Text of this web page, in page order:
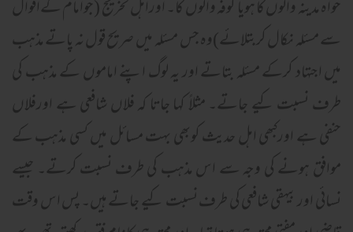
خواہ مدینہ والوں کا ہویا کوفہ والوں کا۔ اوراہل تخریج (جوامام کےاقوال
سے مسئلہ نکال کربتلائے)وہ جس مسئلہ میں صریح قول نہ پاتے مذہب
میں اجتہاد کرکے مسئلہ بتاتے اور یہ لوگ اپنے اماموں کے مذہب کی
طرف نسبت کیے جاتے۔ مثلاً کہا جاتا کہ فلاں شافعی ہے اورفلاں
حنفی ہے اورکبھی اہل حدیث کوبھی بہت مسائل میں کسی مذہب کے
موافق ہونے کی وجہ سے اس مذہب کی طرف نسبت کرتے۔ جیسے
نسائی اور بیہقی شافعی کی طرف نسبت کیے جاتے ہیں۔ پس اس وقت